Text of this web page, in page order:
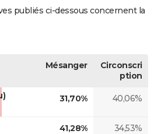
publiés ci-dessous concernent la
Mésanger
Circonscri
ption
31,70% 40,06%
41,28% 34,53%